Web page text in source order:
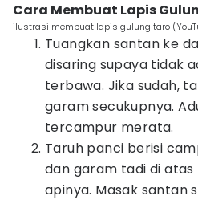
Cara Membuat Lapis
ilustrasi membuat lapis gulung taro
Tuangkan santan ke
disaring supaya tidak
terbawa. Jika sudah,
garam secukupnya.
tercampur merata.
Taruh panci berisi
dan garam tadi di
apinya. Masak santan